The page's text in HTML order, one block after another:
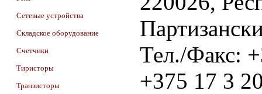
Сетевые устройства
Складское оборудование
Счетчики
Тиристоры
Транзисторы
Тел./Факс:
+375 17 3